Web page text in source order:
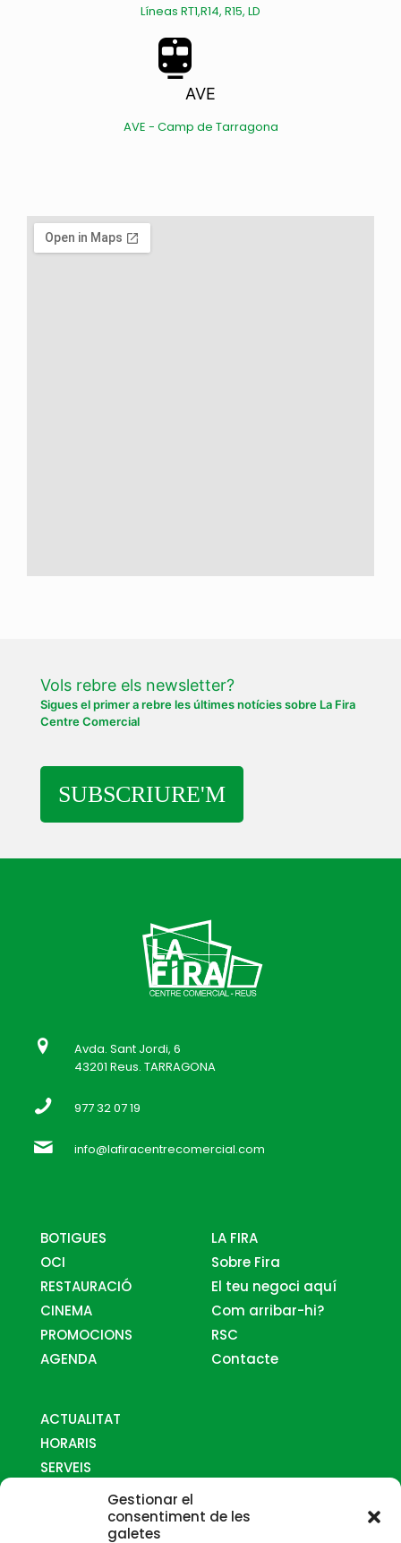
Gestionar el
consentiment de les
galetes
Líneas RT1,R14, R15, LD
AVE
AVE - Camp de Tarragona
Vols rebre els newsletter?
Sigues el primer a rebre les últimes notícies sobre La Fira
Centre Comercial
SUBSCRIURE'M
Avda. Sant Jordi, 6
43201 Reus. TARRAGONA
977 32 07 19
info@lafiracentrecomercial.com
BOTIGUES
OCI
RESTAURACIÓ
CINEMA
PROMOCIONS
AGENDA
LA FIRA
Sobre Fira
El teu negoci aquí
Com arribar-hi?
RSC
Contacte
ACTUALITAT
HORARIS
SERVEIS
COM ARRIBAR-HI